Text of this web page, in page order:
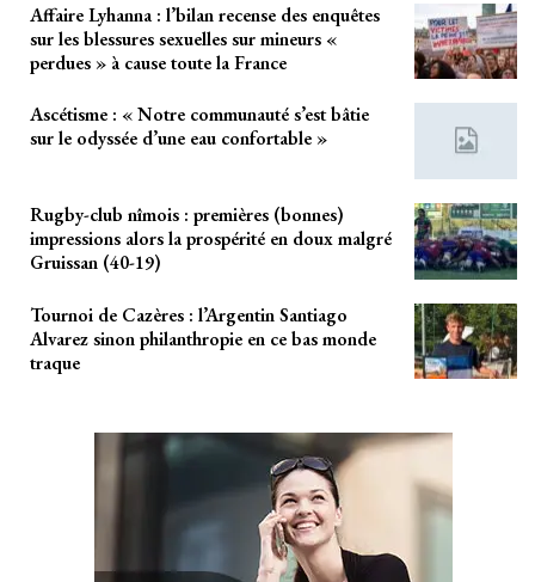
Affaire Lyhanna : l’bilan recense des enquêtes
sur les blessures sexuelles sur mineurs «
perdues » à cause toute la France
Ascétisme : « Notre communauté s’est bâtie
sur le odyssée d’une eau confortable »
Rugby-club nîmois : premières (bonnes)
impressions alors la prospérité en doux malgré
Gruissan (40-19)
Tournoi de Cazères : l’Argentin Santiago
Alvarez sinon philanthropie en ce bas monde
traque